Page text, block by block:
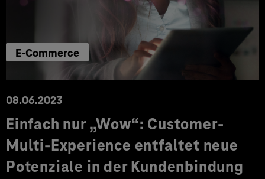
E-Commerce
08.06.2023
Einfach nur „Wow“: Customer-
Multi-Experience entfaltet neue
Potenziale in der Kundenbindung